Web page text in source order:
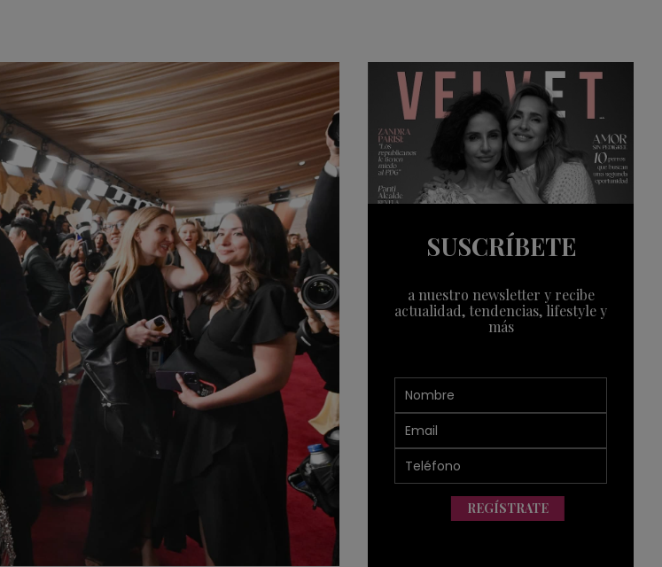
SUSCRÍBETE
a nuestro newsletter y recibe
actualidad, tendencias, lifestyle y
más
REGÍSTRATE